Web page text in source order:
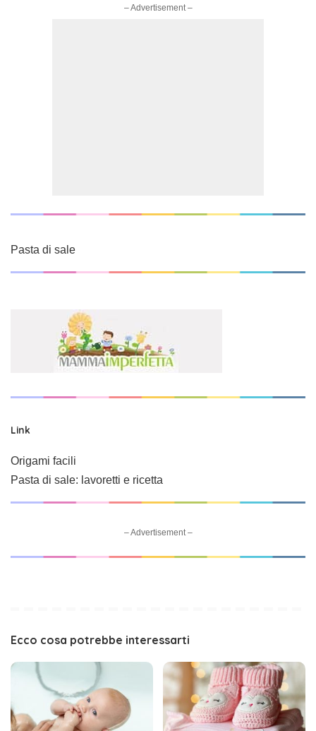
– Advertisement –
Pasta di sale
Link
Origami facili
Pasta di sale: lavoretti e ricetta
– Advertisement –
Ecco cosa potrebbe interessarti